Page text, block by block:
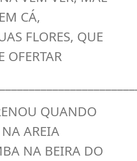
CÁ,
FLORES, QUE
OFERTAR
QUANDO
AREIA
NA BEIRA DO